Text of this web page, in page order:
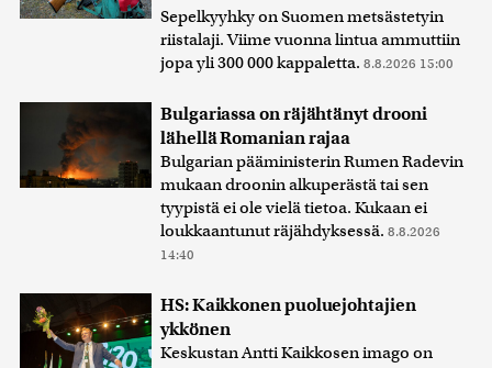
Sepelkyyhky on Suomen metsästetyin
riistalaji. Viime vuonna lintua ammuttiin
jopa yli 300 000 kappaletta. 8.8.2026 15:00
Bulgariassa on räjähtänyt drooni
lähellä Romanian rajaa
Bulgarian pääministerin Rumen Radevin
mukaan droonin alkuperästä tai sen
tyypistä ei ole vielä tietoa. Kukaan ei
loukkaantunut räjähdyksessä. 8.8.2026
14:40
HS: Kaikkonen puoluejohtajien
ykkönen
Keskustan Antti Kaikkosen imago on